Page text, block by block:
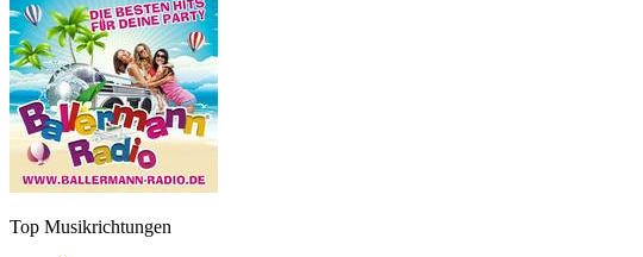
Top Musikrichtungen